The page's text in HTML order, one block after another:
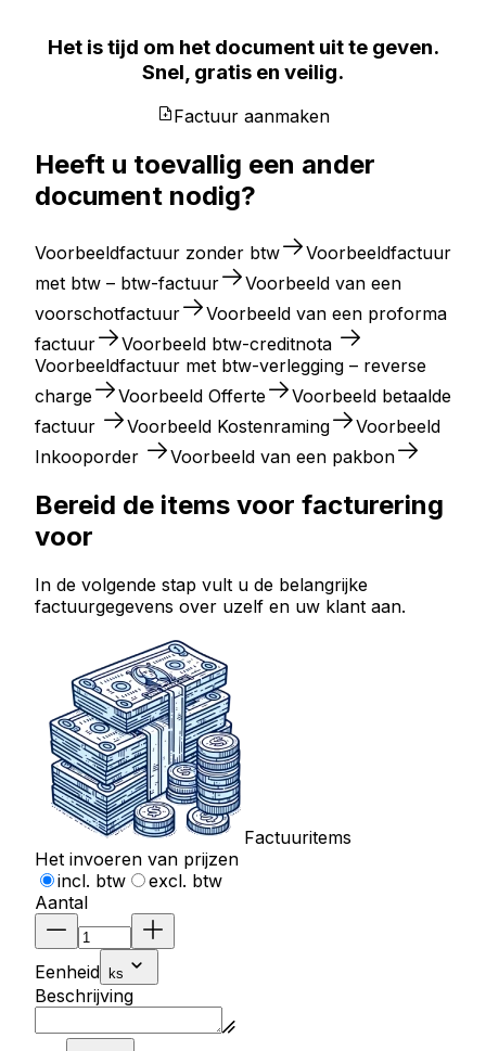
Het is tijd om het document uit te geven.
Snel, gratis en veilig.
Factuur aanmaken
Heeft u toevallig een ander
document nodig?
Voorbeeldfactuur zonder btw
Voorbeeldfactuur
met btw – btw-factuur
Voorbeeld van een
voorschotfactuur
Voorbeeld van een proforma
factuur
Voorbeeld btw-creditnota
Voorbeeldfactuur met btw-verlegging – reverse
charge
Voorbeeld Offerte
Voorbeeld betaalde
factuur
Voorbeeld Kostenraming
Voorbeeld
Inkooporder
Voorbeeld van een pakbon
Bereid de items voor facturering
voor
In de volgende stap vult u de belangrijke
factuurgegevens over uzelf en uw klant aan.
Factuuritems
Het invoeren van prijzen
incl. btw
excl. btw
Aantal
Eenheid ks
Beschrijving